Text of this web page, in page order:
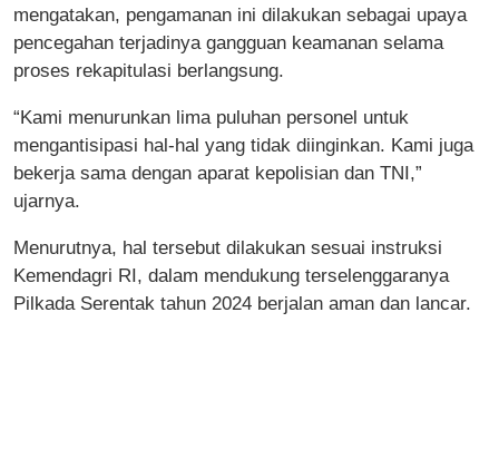
mengatakan, pengamanan ini dilakukan sebagai upaya
pencegahan terjadinya gangguan keamanan selama
proses rekapitulasi berlangsung.
“Kami menurunkan lima puluhan personel untuk
mengantisipasi hal-hal yang tidak diinginkan. Kami juga
bekerja sama dengan aparat kepolisian dan TNI,”
ujarnya.
Menurutnya, hal tersebut dilakukan sesuai instruksi
Kemendagri RI, dalam mendukung terselenggaranya
Pilkada Serentak tahun 2024 berjalan aman dan lancar.